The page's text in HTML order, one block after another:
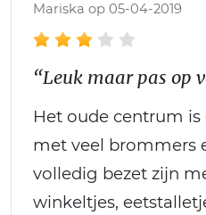
Mariska op 05-04-2019
“Leuk maar pas op
Het oude centrum
met veel brommers
volledig bezet zijn
winkeltjes,